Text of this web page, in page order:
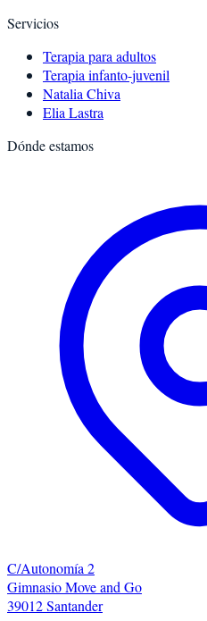
Servicios
Terapia para adultos
Terapia infanto-juvenil
Natalia Chiva
Elia Lastra
Dónde estamos
C/Autonomía 2
Gimnasio Move and Go
39012 Santander